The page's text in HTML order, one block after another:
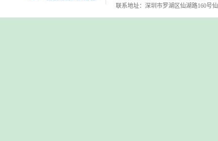
联系地址：深圳市罗湖区仙湖路160号